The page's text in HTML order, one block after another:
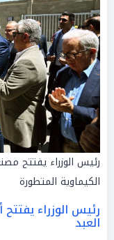
رئيس الوزراء يفتتح
الكيماوية المتطورة
رئيس الوزراء
العبد